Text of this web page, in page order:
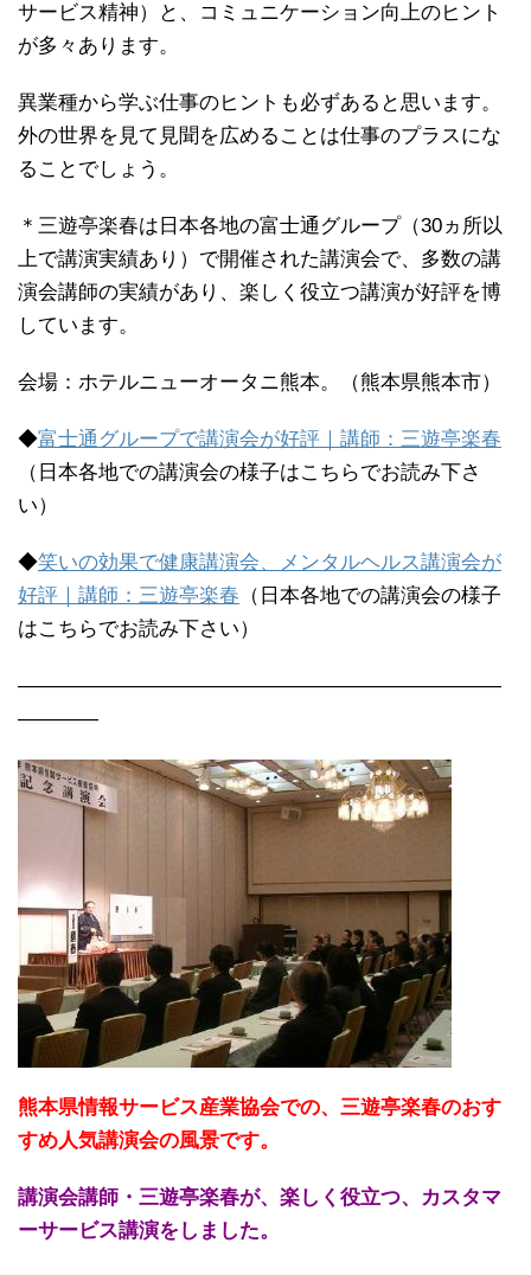
サービス精神）と、コミュニケーション向上のヒント
が多々あります。
異業種から学ぶ仕事のヒントも必ずあると思います。
外の世界を見て見聞を広めることは仕事のプラスにな
ることでしょう。
＊三遊亭楽春は日本各地の富士通グループ（30ヵ所以
上で講演実績あり）で開催された講演会で、多数の講
演会講師の実績があり、楽しく役立つ講演が好評を博
しています。
会場：ホテルニューオータニ熊本。（熊本県熊本市）
◆富士通グループで講演会が好評｜講師：三遊亭楽春
（日本各地での講演会の様子はこちらでお読み下さ
い）
◆笑いの効果で健康講演会、メンタルヘルス講演会が
好評｜講師：三遊亭楽春 （日本各地での講演会の様子
はこちらでお読み下さい）
————————————————————————
————
熊本県情報サービス産業協会での、三遊亭楽春のおす
すめ人気講演会の風景です。
講演会講師・三遊亭楽春が、楽しく役立つ、カスタマ
ーサービス講演をしました。